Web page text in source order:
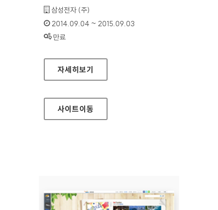
기관명 :
삼성전자 (주)
인증기간 :
2014.09.04 ~ 2015.09.03
상태 :
만료
휴먼테크논문대상 홈페이지
자세히보기
사이트이동